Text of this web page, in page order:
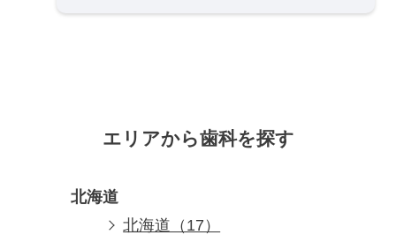
エリアから歯科を探す
北海道
北海道（17）